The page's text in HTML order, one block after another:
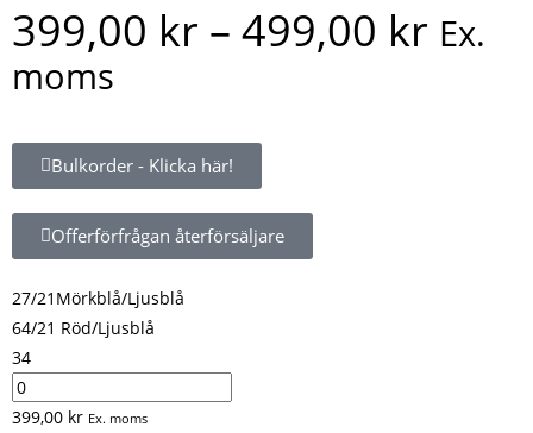
399,00 kr – 499,00 kr Ex.
moms
Bulkorder - Klicka här!
Offerförfrågan återförsäljare
27/21Mörkblå/Ljusblå
64/21 Röd/Ljusblå
34
399,00 kr Ex. moms